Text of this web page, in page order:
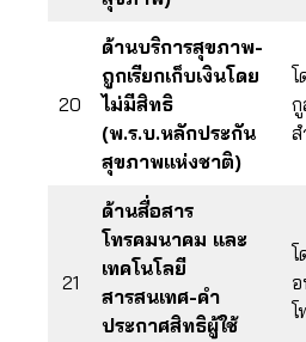
20
ด้านบริการสุขภาพ-
ถูกเรียกเก็บเงินโดย
ไม่มีสิทธิ
(พ.ร.บ.หลักประกัน
สุขภาพแห่งชาติ)
กู
21
ด้านสื่อสาร
โทรคมนาคม และ
เทคโนโลยี
สารสนเทศ-คำ
ประกาศสิทธิผู้ใช้
โ